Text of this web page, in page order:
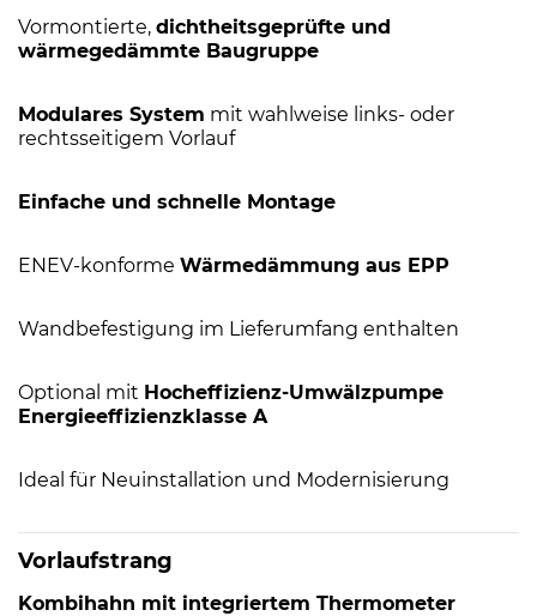
Vormontierte, dichtheitsgeprüfte und
wärmegedämmte Baugruppe
Modulares System mit wahlweise links- oder
rechtsseitigem Vorlauf
Einfache und schnelle Montage
ENEV-konforme Wärmedämmung aus EPP
Wandbefestigung im Lieferumfang enthalten
Optional mit Hocheffizienz-Umwälzpumpe
Energieeffizienzklasse A
Ideal für Neuinstallation und Modernisierung
Vorlaufstrang
Kombihahn mit integriertem Thermometer